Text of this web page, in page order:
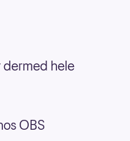
dermed hele
OBS